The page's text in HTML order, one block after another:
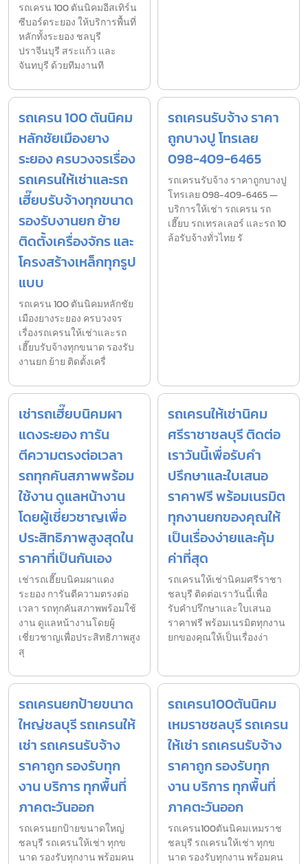
รถเครน 100 ตันนิคมอีสเทิร์น
ซีบอร์ดระยอง ให้บริการพื้นที่
หลักทั้งระยอง ชลบุรี
ปราจีนบุรี สระแก้ว และ
จันทบุรี ด้วยทีมงานที
รถเครน 100 ตันนิคม
หลักชัยเมืองยาง
ระยอง ครบวงจรเรื่อง
รถเครนให้เช่าและรถ
เฮี๊ยบรับจ้างทุกขนาด
รองรับงานยก ย้าย
ติดตั้งเครื่องจักร และ
โครงสร้างเหล็กทุกรูป
แบบ
รถเครน 100 ตันนิคมหลักชัย
เมืองยางระยอง ครบวงจร
เรื่องรถเครนให้เช่าและรถ
เฮี๊ยบรับจ้างทุกขนาด รองรับ
งานยก ย้าย ติดตั้งเครื่
รถเครนรับจ้าง ราคา
ถูกบางปู โทรเลย
098-409-6465
รถเครนรับจ้าง ราคาถูกบางปู
โทรเลย 098-409-6465 —
บริการให้เช่า รถเครน รถ
เฮี๊ยบ รถเทรลเลอร์ และรถ 10
ล้อรับจ้างทั่วไทย รั
เช่ารถเฮี๊ยบนิคมผา
แดงระยอง การัน
ตีความตรงต่อเวลา
รถทุกคันสภาพพร้อม
ใช้งาน ดูแลหน้างาน
โดยผู้เชี่ยวชาญเพื่อ
ประสิทธิภาพสูงสุดใน
ราคาที่เป็นกันเอง
เช่ารถเฮี๊ยบนิคมผาแดง
ระยอง การันตีความตรงต่อ
เวลา รถทุกคันสภาพพร้อมใช้
งาน ดูแลหน้างานโดยผู้
เชี่ยวชาญเพื่อประสิทธิภาพสูง
สุ
รถเครนให้เช่านิคม
ศรีราชาชลบุรี ติดต่อ
เราวันนี้เพื่อรับคำ
ปรึกษาและใบเสนอ
ราคาฟรี พร้อมเนรมิต
ทุกงานยกของคุณให้
เป็นเรื่องง่ายและคุ้ม
ค่าที่สุด
รถเครนให้เช่านิคมศรีราชา
ชลบุรี ติดต่อเราวันนี้เพื่อ
รับคำปรึกษาและใบเสนอ
ราคาฟรี พร้อมเนรมิตทุกงาน
ยกของคุณให้เป็นเรื่องง่า
รถเครนยกป้ายขนาด
ใหญ่ชลบุรี รถเครนให้
เช่า รถเครนรับจ้าง
ราคาถูก รองรับทุก
งาน บริการ ทุกพื้นที่
ภาคตะวันออก
รถเครนยกป้ายขนาดใหญ่
ชลบุรี รถเครนให้เช่า ทุกข
นาด รองรับทุกงาน พร้อมคน
รถเครน100ตันนิคม
เหมราชชลบุรี รถเครน
ให้เช่า รถเครนรับจ้าง
ราคาถูก รองรับทุก
งาน บริการ ทุกพื้นที่
ภาคตะวันออก
รถเครน100ตันนิคมเหมราช
ชลบุรี รถเครนให้เช่า ทุกข
นาด รองรับทุกงาน พร้อมคน